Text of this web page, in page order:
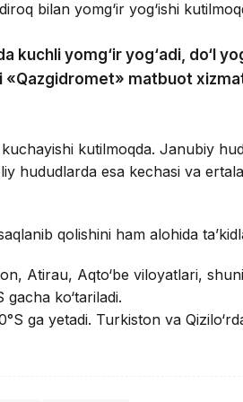
bilan yomg‘ir yog‘ishi
kuchli yomg‘ir yog‘adi, do‘l
matbuot
kutilmoqda. Janubiy
hududlarda esa kechasi va
qolishini ham alohida
Atirau, Aqto‘be viloyatlari,
ko‘tariladi.
ga yetadi. Turkiston va